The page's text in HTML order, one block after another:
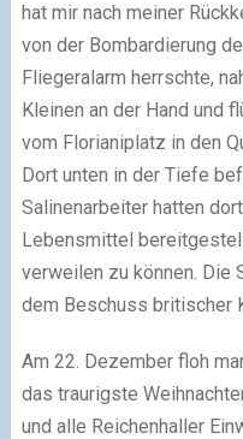
hat mir nach meiner
von der Bombardierung
Fliegeralarm herrschte,
Kleinen an der Hand und
vom Florianiplatz in den
Dort unten in der Tiefe
Salinenarbeiter hatten
Lebensmittel
verweilen zu können. Die
dem Beschuss britischer
Am 22. Dezember floh
das traurigste
und alle Reichenhaller